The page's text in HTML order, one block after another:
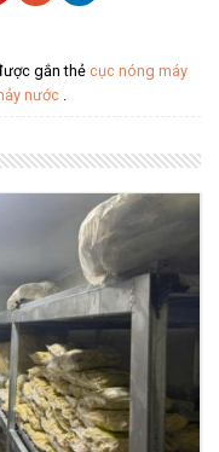
gắn thẻcục nóng máy
nước